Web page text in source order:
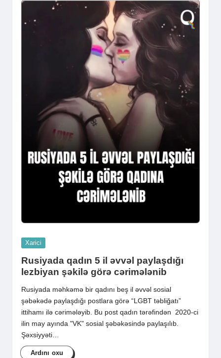
Posted
Xarici
Rusiyada qadın 5 il əvvəl paylaşdığı
lezbiyan şəkilə görə cərimələnib
Rusiyada məhkəmə bir qadını beş il əvvəl sosial
şəbəkədə paylaşdığı postlara görə “LGBT təbliğatı”
ittihamı ilə cərimələyib. Bu post qadın tərəfindən 2020-ci
ilin may ayında "VK" sosial şəbəkəsində paylaşılıb.
Şəxsiyyəti…
Ardını oxu